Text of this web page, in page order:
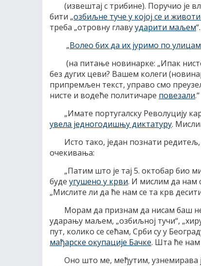
(извештај с трибине). Поручио је
бити „озбиљне туче у којој се и животи
треба „отровну главуударити маљем“.
„Волео бих да их јуримо по
(на питање новинарке: „Ипак
без дугих цеви? Вашем колеги
припремљен текст, управо смо
нисте и водеће политичаре повезали.“
„Имате португалску Револуцију
увела једногодишњу диктатуру.
Исто тако, један познати
очекивања:
„Патим што је тај 5. октобар био
буде угушено у крви. И мислим да нам
„Мислите ли да ће нам се та крв
Морам да признам да нисам баш
ударању маљем, „озбиљној тучи“,
пут, колико се сећам, Срби су у
мађарске окупације Бачке. Шта ће нам
Оно што ме, међутим, узнемирава